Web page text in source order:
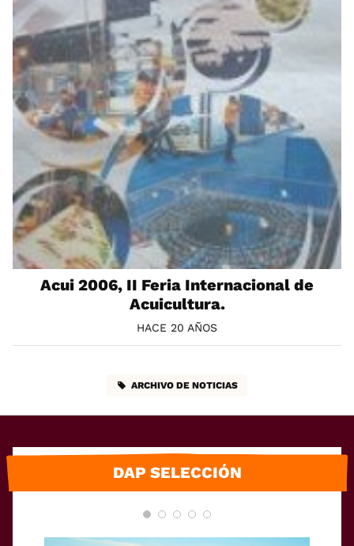
Acui 2006, II Feria Internacional de
Acuicultura.
HACE 20 AÑOS
ARCHIVO DE NOTICIAS
DAP SELECCIÓN